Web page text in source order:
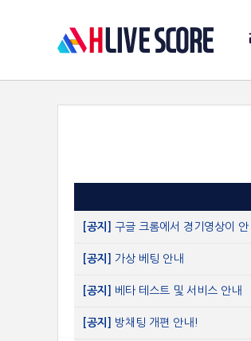
[공지] 구글 크롬에서 경기영상이
[공지] 가상 베팅 안내
[공지] 베타 테스트 및 서비스 안내
[공지] 방채팅 개편 안내!